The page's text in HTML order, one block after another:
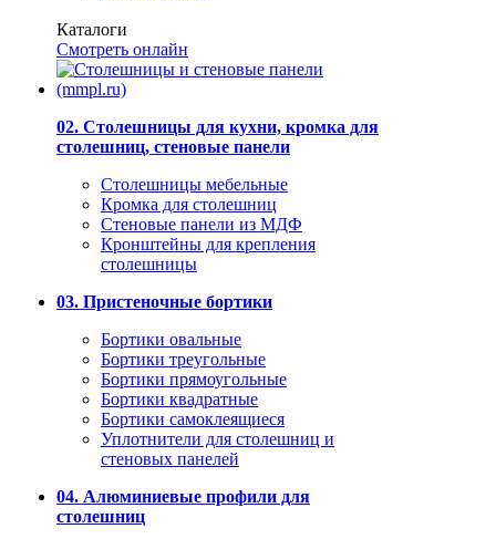
Каталоги
Смотреть онлайн
02. Столешницы для кухни, кромка для
столешниц, стеновые панели
Столешницы мебельные
Кромка для столешниц
Стеновые панели из МДФ
Кронштейны для крепления
столешницы
03. Пристеночные бортики
Бортики овальные
Бортики треугольные
Бортики прямоугольные
Бортики квадратные
Бортики самоклеящиеся
Уплотнители для столешниц и
стеновых панелей
04. Алюминиевые профили для
столешниц